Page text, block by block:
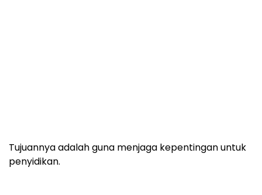
Tujuannya adalah guna menjaga kepentingan untuk
penyidikan.